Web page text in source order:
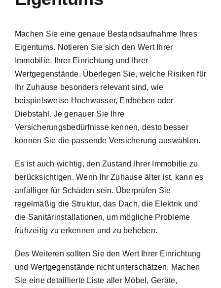
Machen Sie eine genaue Bestandsaufnahme Ihres
Eigentums. Notieren Sie sich den Wert Ihrer
Immobilie, Ihrer Einrichtung und Ihrer
Wertgegenstände. Überlegen Sie, welche Risiken für
Ihr Zuhause besonders relevant sind, wie
beispielsweise Hochwasser, Erdbeben oder
Diebstahl. Je genauer Sie Ihre
Versicherungsbedürfnisse kennen, desto besser
können Sie die passende Versicherung auswählen.
Es ist auch wichtig, den Zustand Ihrer Immobilie zu
berücksichtigen. Wenn Ihr Zuhause älter ist, kann es
anfälliger für Schäden sein. Überprüfen Sie
regelmäßig die Struktur, das Dach, die Elektrik und
die Sanitärinstallationen, um mögliche Probleme
frühzeitig zu erkennen und zu beheben.
Des Weiteren sollten Sie den Wert Ihrer Einrichtung
und Wertgegenstände nicht unterschätzen. Machen
Sie eine detaillierte Liste aller Möbel, Geräte,